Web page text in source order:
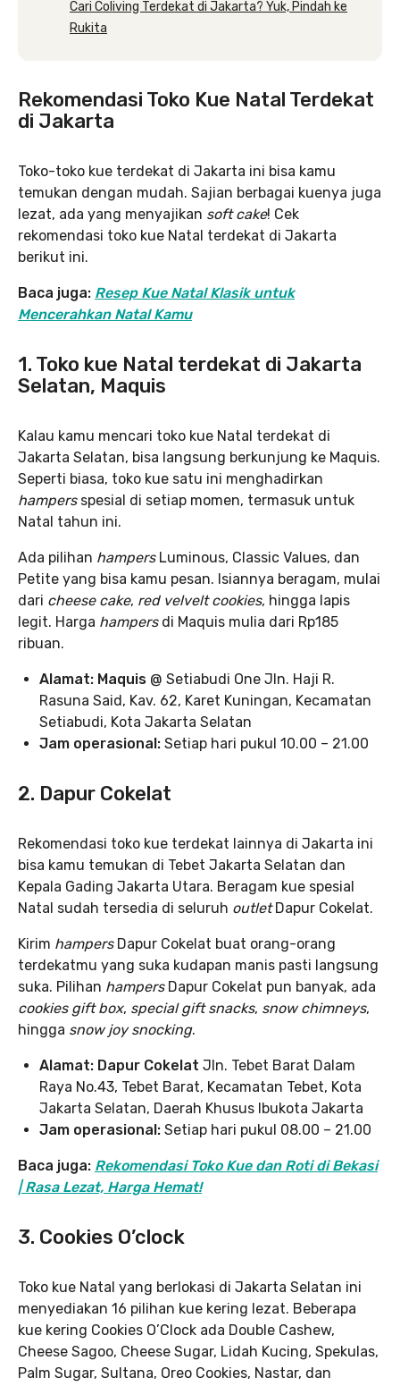
Cari Coliving Terdekat di Jakarta? Yuk, Pindah ke
Rukita
Rekomendasi Toko Kue Natal Terdekat
di Jakarta
Toko-toko kue terdekat di Jakarta ini bisa kamu
temukan dengan mudah. Sajian berbagai kuenya juga
lezat, ada yang menyajikan soft cake! Cek
rekomendasi toko kue Natal terdekat di Jakarta
berikut ini.
Baca juga: Resep Kue Natal Klasik untuk
Mencerahkan Natal Kamu
1. Toko kue Natal terdekat di Jakarta
Selatan, Maquis
Kalau kamu mencari toko kue Natal terdekat di
Jakarta Selatan, bisa langsung berkunjung ke Maquis.
Seperti biasa, toko kue satu ini menghadirkan
hampers spesial di setiap momen, termasuk untuk
Natal tahun ini.
Ada pilihan hampers Luminous, Classic Values, dan
Petite yang bisa kamu pesan. Isiannya beragam, mulai
dari cheese cake, red velvelt cookies, hingga lapis
legit. Harga hampers di Maquis mulia dari Rp185
ribuan.
Alamat: Maquis @ Setiabudi One Jln. Haji R.
Rasuna Said, Kav. 62, Karet Kuningan, Kecamatan
Setiabudi, Kota Jakarta Selatan
Jam operasional: Setiap hari pukul 10.00 – 21.00
2. Dapur Cokelat
Rekomendasi toko kue terdekat lainnya di Jakarta ini
bisa kamu temukan di Tebet Jakarta Selatan dan
Kepala Gading Jakarta Utara. Beragam kue spesial
Natal sudah tersedia di seluruh outletDapur Cokelat.
Kirim hampers Dapur Cokelat buat orang-orang
terdekatmu yang suka kudapan manis pasti langsung
suka. Pilihan hampersDapur Cokelat pun banyak, ada
cookies gift box, special gift snacks, snow chimneys,
hingga snow joy snocking.
Alamat: Dapur Cokelat Jln. Tebet Barat Dalam
Raya No.43, Tebet Barat, Kecamatan Tebet, Kota
Jakarta Selatan, Daerah Khusus Ibukota Jakarta
Jam operasional: Setiap hari pukul 08.00 – 21.00
Baca juga: Rekomendasi Toko Kue dan Roti di Bekasi
| Rasa Lezat, Harga Hemat!
3. Cookies O’clock
Toko kue Natal yang berlokasi di Jakarta Selatan ini
menyediakan 16 pilihan kue kering lezat. Beberapa
kue kering Cookies O’Clock ada Double Cashew,
Cheese Sagoo, Cheese Sugar, Lidah Kucing, Spekulas,
Palm Sugar, Sultana, Oreo Cookies, Nastar, dan